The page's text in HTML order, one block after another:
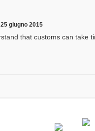
25 giugno 2015
that customs can take